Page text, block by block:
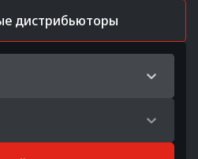
дистрибьюторы